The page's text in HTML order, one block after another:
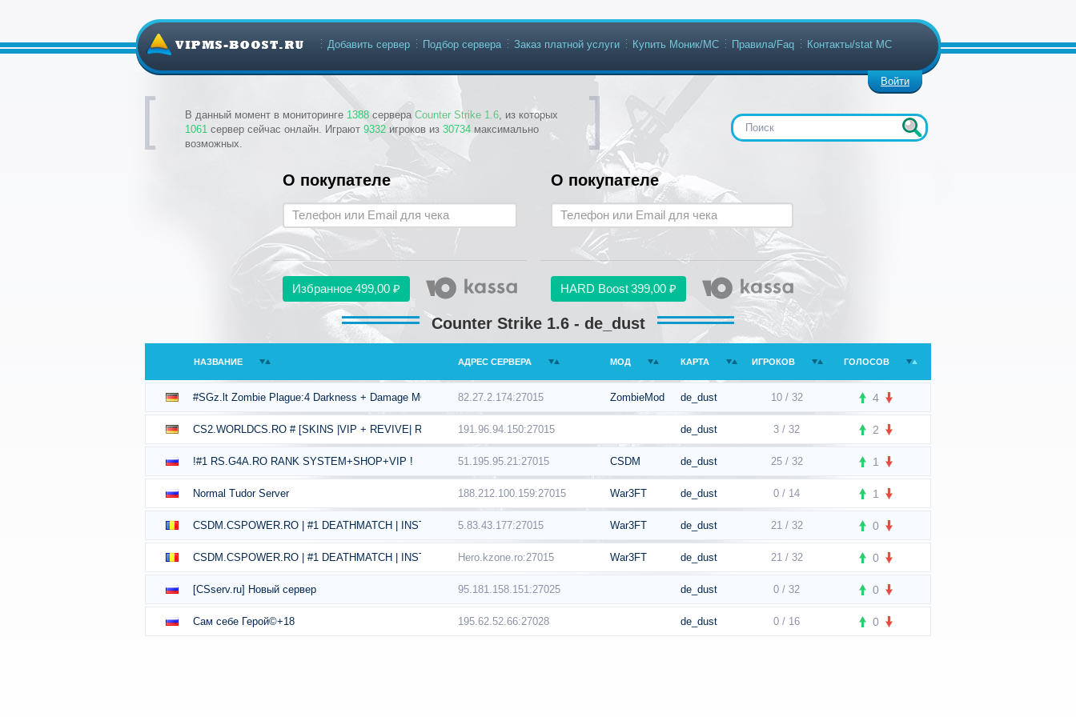
В данный момент в мониторинге 1388 сервера Counter Strike 1.6, из которых
1061 сервер сейчас онлайн. Играют 9332 игроков из 30734 максимально
возможных.
Войти
Добавить сервер Подбор сервера Заказ платной услуги Купить Моник/МС Правила/Faq Контакты/stat МС
О покупателе
Избранное499,00 ₽
О покупателе
HARD Boost399,00 ₽
Counter Strike 1.6 - de_dust
НАЗВАНИЕ АДРЕС СЕРВЕРА МОД КАРТА ИГРОКОВ ГОЛОСОВ
#SGz.lt Zombie Plague:4 Darkness + Damage MOD [24/7]82.27.2.174:27015 ZombieMod de_dust 10 / 32 4
CS2.WORLDCS.RO # [SKINS |VIP + REVIVE| RANKS] 191.96.94.150:27015 de_dust 3 / 32 2
!#1 RS.G4A.RO RANK SYSTEM+SHOP+VIP ! 51.195.95.21:27015 CSDM de_dust 25 / 32 1
Normal Tudor Server 188.212.100.159:27015 War3FT de_dust 0 / 14 1
CSDM.CSPOWER.RO | #1 DEATHMATCH | INSTANT RESPAWN | 1000 FPS
5.83.43.177:27015 War3FT de_dust 21 / 32 0
CSDM.CSPOWER.RO | #1 DEATHMATCH | INSTANT RESPAWN | 1000 FPS
Hero.kzone.ro:27015 War3FT de_dust 21 / 32 0
[CSserv.ru] Новый сервер 95.181.158.151:27025 de_dust 0 / 32 0
Сам себе Герой©+18 195.62.52.66:27028 de_dust 0 / 16 0